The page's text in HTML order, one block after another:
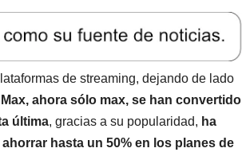
de streaming, dejando de lado
ahora sólo max, se han convertido
última, gracias a su popularidad, ha
hasta un 50% en los planes de